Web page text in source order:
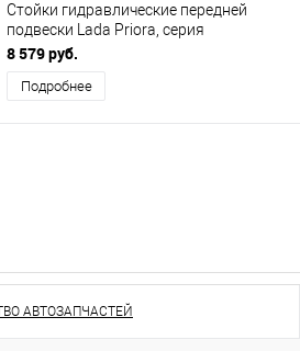
Стойки гидравлические передней
подвески Lada Priora, серия
КомфортCLASSIC
8 579 руб.
Подробнее
АВТОЗАПЧАСТЕЙ